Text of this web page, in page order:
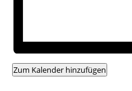
Zum Kalender hinzufügen